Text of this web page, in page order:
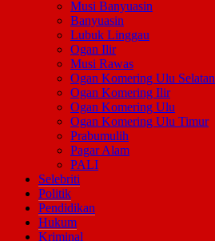
Musi Banyuasin
Banyuasin
Lubuk Linggau
Ogan Ilir
Musi Rawas
Ogan Komering Ulu Selatan
Ogan Komering Ilir
Ogan Komering Ulu
Ogan Komering Ulu Timur
Prabumulih
Pagar Alam
PALI
Selebriti
Politik
Pendidikan
Hukum
Kriminal